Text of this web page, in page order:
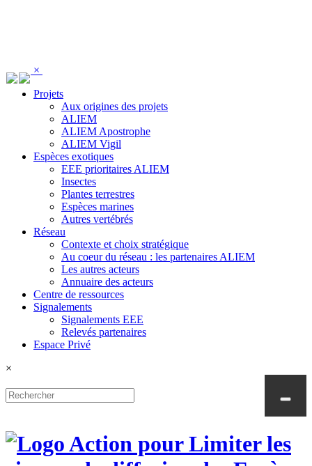
×
Projets
Aux origines des projets
ALIEM
ALIEM Apostrophe
ALIEM Vigil
Espèces exotiques
EEE prioritaires ALIEM
Insectes
Plantes terrestres
Espèces marines
Autres vertébrés
Réseau
Contexte et choix stratégique
Au coeur du réseau : les partenaires ALIEM
Les autres acteurs
Annuaire des acteurs
Centre de ressources
Signalements
Signalements EEE
Relevés partenaires
Espace Privé
×